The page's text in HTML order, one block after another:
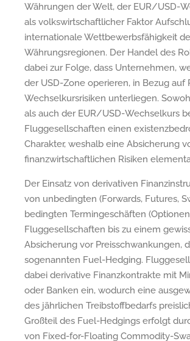
Währungen der Welt, der EUR/USD-
als volkswirtschaftlicher Faktor
internationale Wettbewerbsfähigkeit
Währungsregionen. Der Handel des
dabei zur Folge, dass Unternehmen,
der USD-Zone operieren, in Bezug auf
Wechselkursrisiken unterliegen.
als auch der EUR/USD-Wechselkurs
Fluggesellschaften einen
Charakter, weshalb eine Absicherung
finanzwirtschaftlichen Risiken
Der Einsatz von derivativen
von unbedingten (Forwards, Futures,
bedingten Termingeschäften
Fluggesellschaften bis zu einem
Absicherung vor Preisschwankungen,
sogenannten Fuel-Hedging.
dabei derivative Finanzkontrakte mit
oder Banken ein, wodurch eine
des jährlichen Treibstoffbedarfs
Großteil des Fuel-Hedgings erfolgt
von Fixed-for-Floating Commodity-